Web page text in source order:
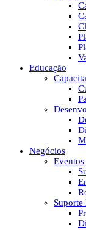
Educação
Negócios
Suporte